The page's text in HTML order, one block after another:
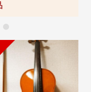
S
L
D
O
U
6